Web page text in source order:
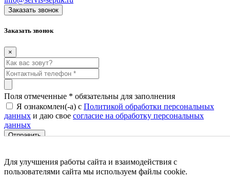
Заказать звонок
Заказать звонок
×
Поля отмеченные * обязательны для заполнения
Я ознакомлен(-а) с Политикой обработки персональных
данных и даю свое согласие на обработку персональных
данных
Создание и продвижение сайтовВеб-студия NewTone
Для улучшения работы сайта и взаимодействия с
пользователями сайта мы используем файлы cookie.